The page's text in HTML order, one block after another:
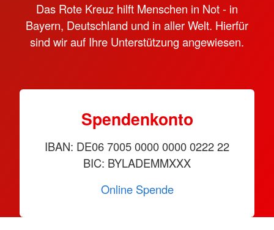
Das Rote Kreuz hilft Menschen in Not - in
Bayern, Deutschland und in aller Welt. Hierfür
sind wir auf Ihre Unterstützung angewiesen.
Spendenkonto
IBAN: DE06 7005 0000 0000 0222 22
BIC: BYLADEMMXXX
Online Spende